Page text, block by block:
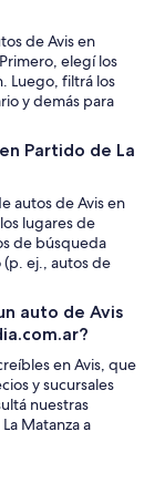
de Avis en
elegí los
Luego, filtrá los
y demás para
Partido de La
autos de Avis en
lugares de
de búsqueda
ej., autos de
auto de Avis
en Avis, que
y sucursales
nuestras
Matanza a